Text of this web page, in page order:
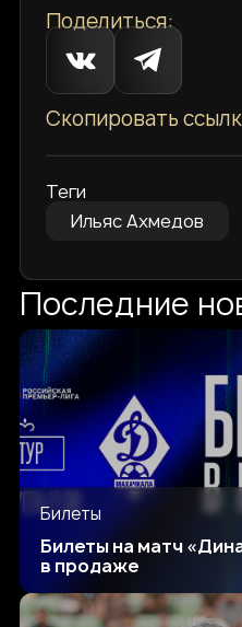
Поделиться:
Скопировать
Теги
Ильяс Ахмедов
Последние
Билеты
Билеты на матч
в продаже